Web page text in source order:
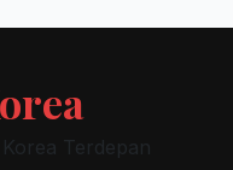
Terdepan